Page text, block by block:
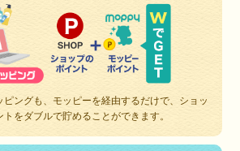
ピングも、モッピーを経由するだけで、ショッ
をダブルで貯めることができます。